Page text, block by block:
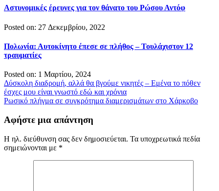
Αστυνομικές έρευνες για τον θάνατο του Ρώσου Αντόφ
Posted on: 27 Δεκεμβρίου, 2022
Πολωνία: Αυτοκίνητο έπεσε σε πλήθος – Τουλάχιστον 12
τραυματίες
Posted on: 1 Μαρτίου, 2024
Πλοήγηση
άρθρων
Δύσκολη διαδρομή, αλλά θα βγούμε νικητές – Εμένα το πόθεν
έσχες μου είναι γνωστό εδώ και χρόνια
Ρωσικό πλήγμα σε συγκρότημα διαμερισμάτων στο Χάρκοβο
Αφήστε μια απάντηση
Η ηλ. διεύθυνση σας δεν δημοσιεύεται. Τα υποχρεωτικά πεδία
σημειώνονται με *